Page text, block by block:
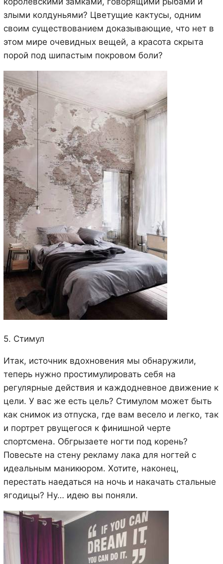
злыми колдуньями? Цветущие кактусы, одним
своим существованием доказывающие, что нет в
этом мире очевидных вещей, а красота скрыта
порой под шипастым покровом боли?
5. Стимул
Итак, источник вдохновения мы обнаружили,
теперь нужно простимулировать себя на
регулярные действия и каждодневное движение к
цели. У вас же есть цель? Стимулом может быть
как снимок из отпуска, где вам весело и легко, так
и портрет рвущегося к финишной черте
спортсмена. Обгрызаете ногти под корень?
Повесьте на стену рекламу лака для ногтей с
идеальным маникюром. Хотите, наконец,
перестать наедаться на ночь и накачать стальные
ягодицы? Ну… идею вы поняли.